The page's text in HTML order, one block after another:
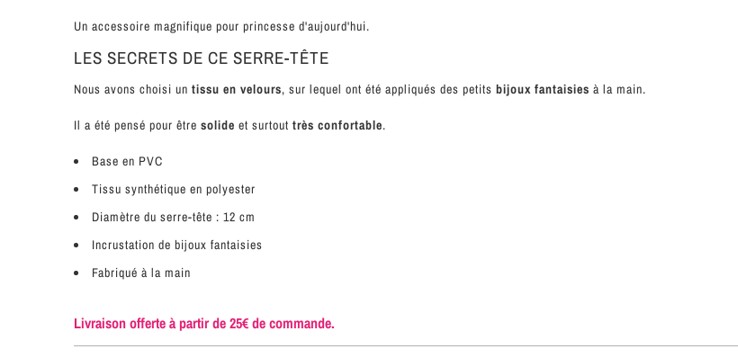
Un accessoire magnifique pour princesse d'aujourd'hui.
LES SECRETS DE CE SERRE-TÊTE
Nous avons choisi un tissu en velours, sur lequel ont été appliqués des petits bijoux fantaisies à la main.
Il a été pensé pour être solide et surtout très confortable.
Base en PVC
Tissu synthétique en polyester
Diamètre du serre-tête : 12 cm
Incrustation de bijoux fantaisies
Fabriqué à la main
Livraison offerte à partir de 25€ de commande.